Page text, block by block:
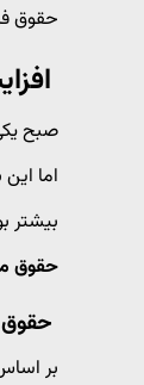
حقوق
صبح یکی از روزهای آذر ۱۴۰۴، هزاران
اما
بیشتر
حقوق
حقوق
بر